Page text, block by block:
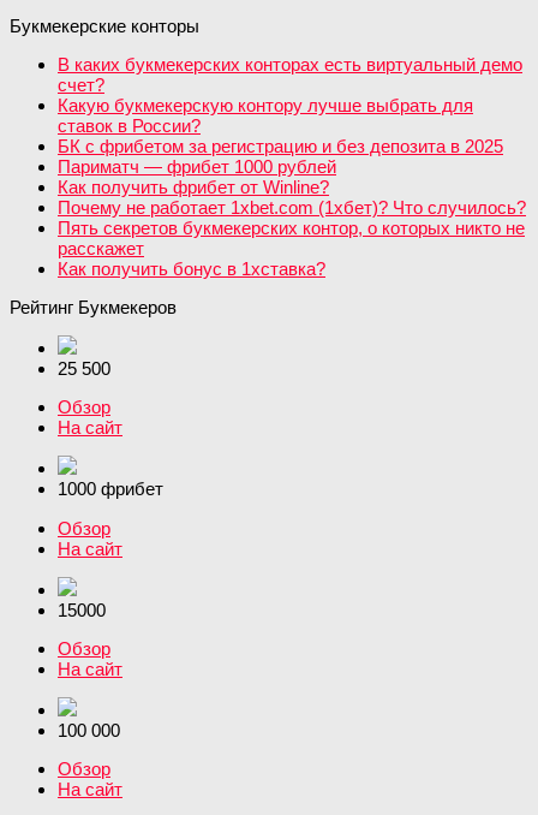
Букмекерские конторы
В каких букмекерских конторах есть виртуальный демо
счет?
Какую букмекерскую контору лучше выбрать для
ставок в России?
БК с фрибетом за регистрацию и без депозита в 2025
Париматч — фрибет 1000 рублей
Как получить фрибет от Winline?
Почему не работает 1xbet.com (1хбет)? Что случилось?
Пять секретов букмекерских контор, о которых никто не
расскажет
Как получить бонус в 1хставка?
Рейтинг Букмекеров
25 500
Обзор
На сайт
1000 фрибет
Обзор
На сайт
15000
Обзор
На сайт
100 000
Обзор
На сайт